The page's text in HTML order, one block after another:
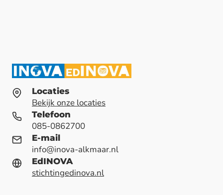
Locaties
Bekijk onze locaties
Telefoon
085-0862700
E-mail
info@inova-alkmaar.nl
EdINOVA
stichtingedinova.nl